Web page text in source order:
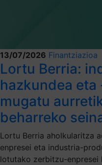
13/07/2026 Finantziazioa
Lortu Berria:
hazkundea
mugatu
beharreko
Lortu Berria aholkularitza
enpresei eta industria-
lotutako zerbitzu-enpresei